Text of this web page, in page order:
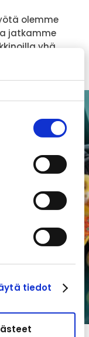
tiedot
olemme
jatkamme
yhä
turvin.